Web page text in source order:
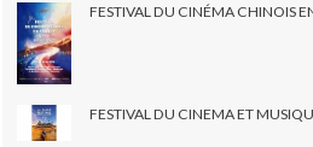
FESTIVAL DU CINÉMA CHINOIS
FESTIVAL DU CINEMA ET